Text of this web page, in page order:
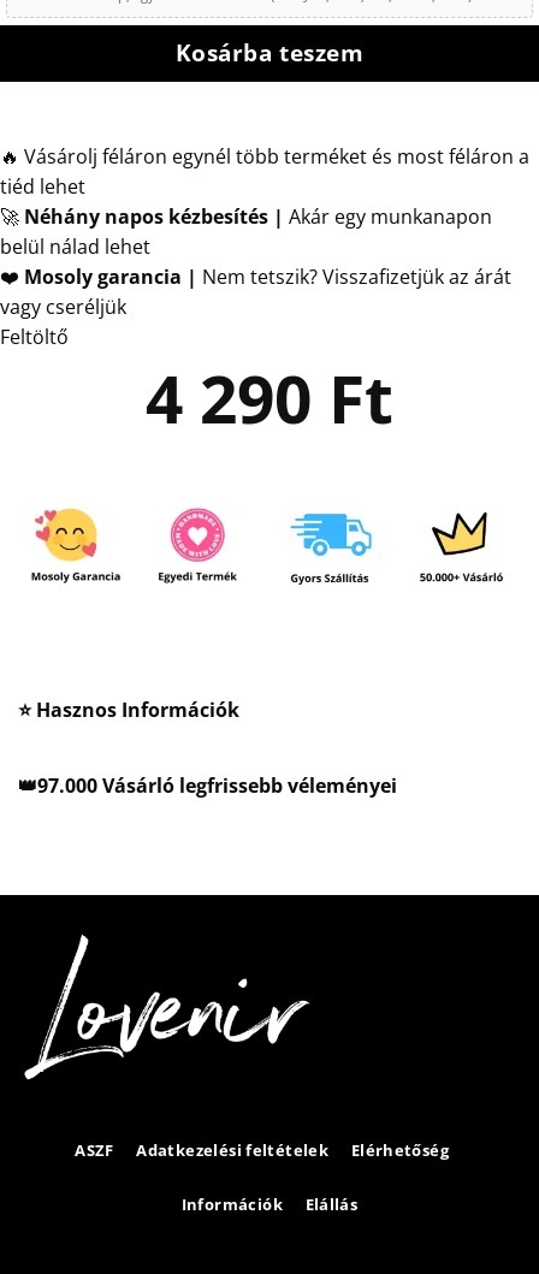
Kosárba teszem
🔥 Vásárolj féláron egynél több terméket és most féláron a
tiéd lehet
🚀 Néhány napos kézbesítés | Akár egy munkanapon
belül nálad lehet
❤️ Mosoly garancia | Nem tetszik? Visszafizetjük az árát
vagy cseréljük
Feltöltő
4 290 Ft
⭐ Hasznos Információk
👑97.000 Vásárló legfrissebb véleményei
ASZF Adatkezelési feltételek Elérhetőség
Információk Elállás